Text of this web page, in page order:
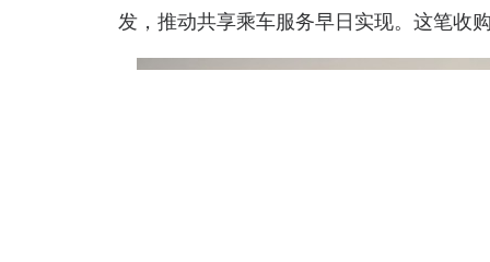
发，推动共享乘车服务早日实现。这笔收